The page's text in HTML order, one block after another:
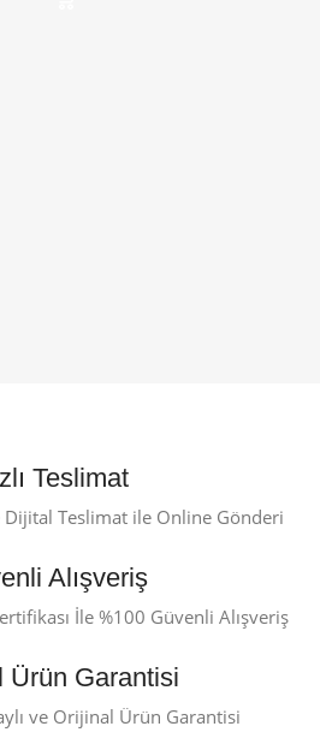
Teslimat
Dijital Teslimat ile Online Gönderi
Alışveriş
İle %100 Güvenli Alışveriş
Ürün Garantisi
ve Orijinal Ürün Garantisi